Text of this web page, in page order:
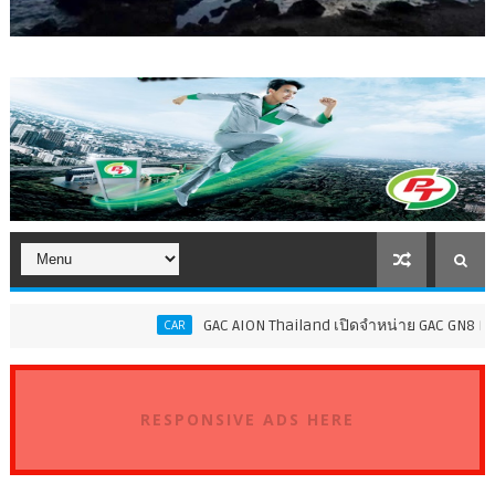
GAC AION Thailand เปิดจำหน่าย GAC GN8 PHEV ราคาเริ่ม
RESPONSIVE ADS HERE